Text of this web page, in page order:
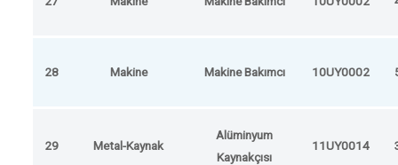
28 Makine Makine Bakımcı 10UY0002
29 Metal-Kaynak
Alüminyum
Kaynakçısı
11UY0014